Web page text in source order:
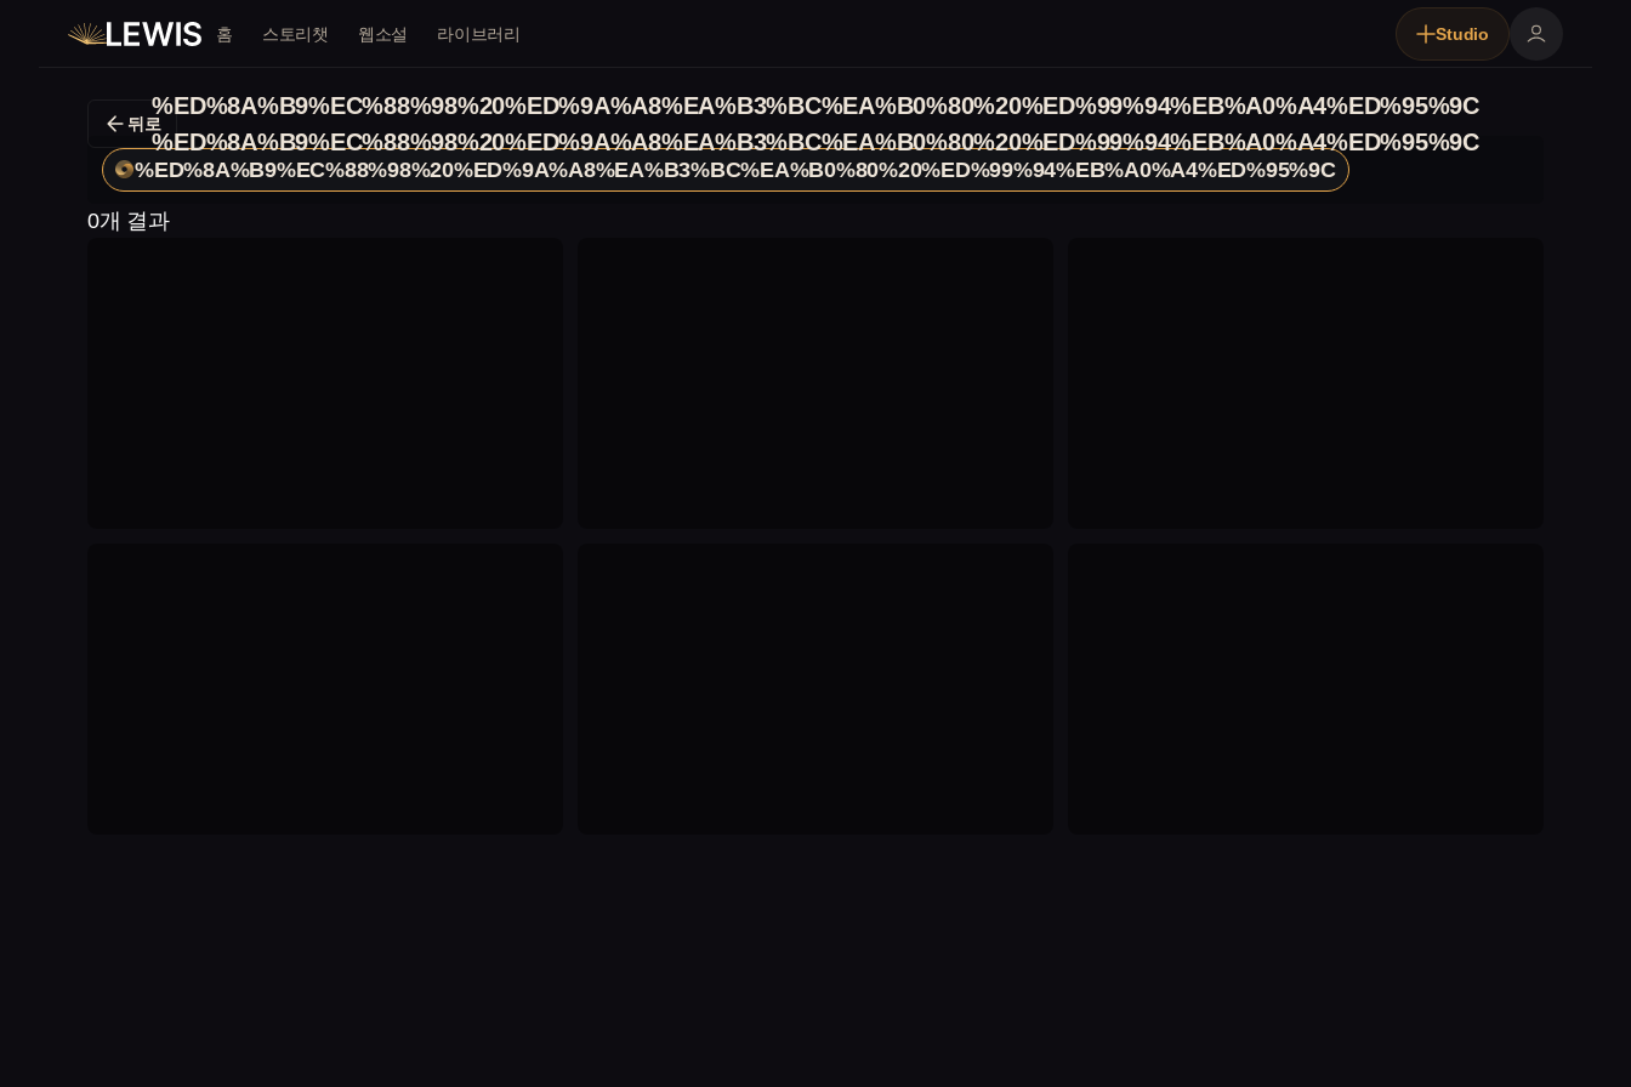
홈 스토리챗 웹소설 라이브러리 Studio
뒤로
%ED%8A%B9%EC%88%98%20%ED%9A%A8%EA%B3%BC%EA%B0%80%20%ED%99%94%EB%A0%A4%ED%95%9C
%ED%8A%B9%EC%88%98%20%ED%9A%A8%EA%B3%BC%EA%B0%80%20%ED%99%94%EB%A0%A4%ED%95%9C
%ED%8A%B9%EC%88%98%20%ED%9A%A8%EA%B3%BC%EA%B0%80%20%ED%99%94%EB%A0%A4%ED%95%9C
0개 결과